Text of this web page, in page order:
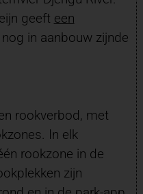
geeft een
in aanbouw zijnde
rookverbod, met
In elk
rookzone in de
zijn